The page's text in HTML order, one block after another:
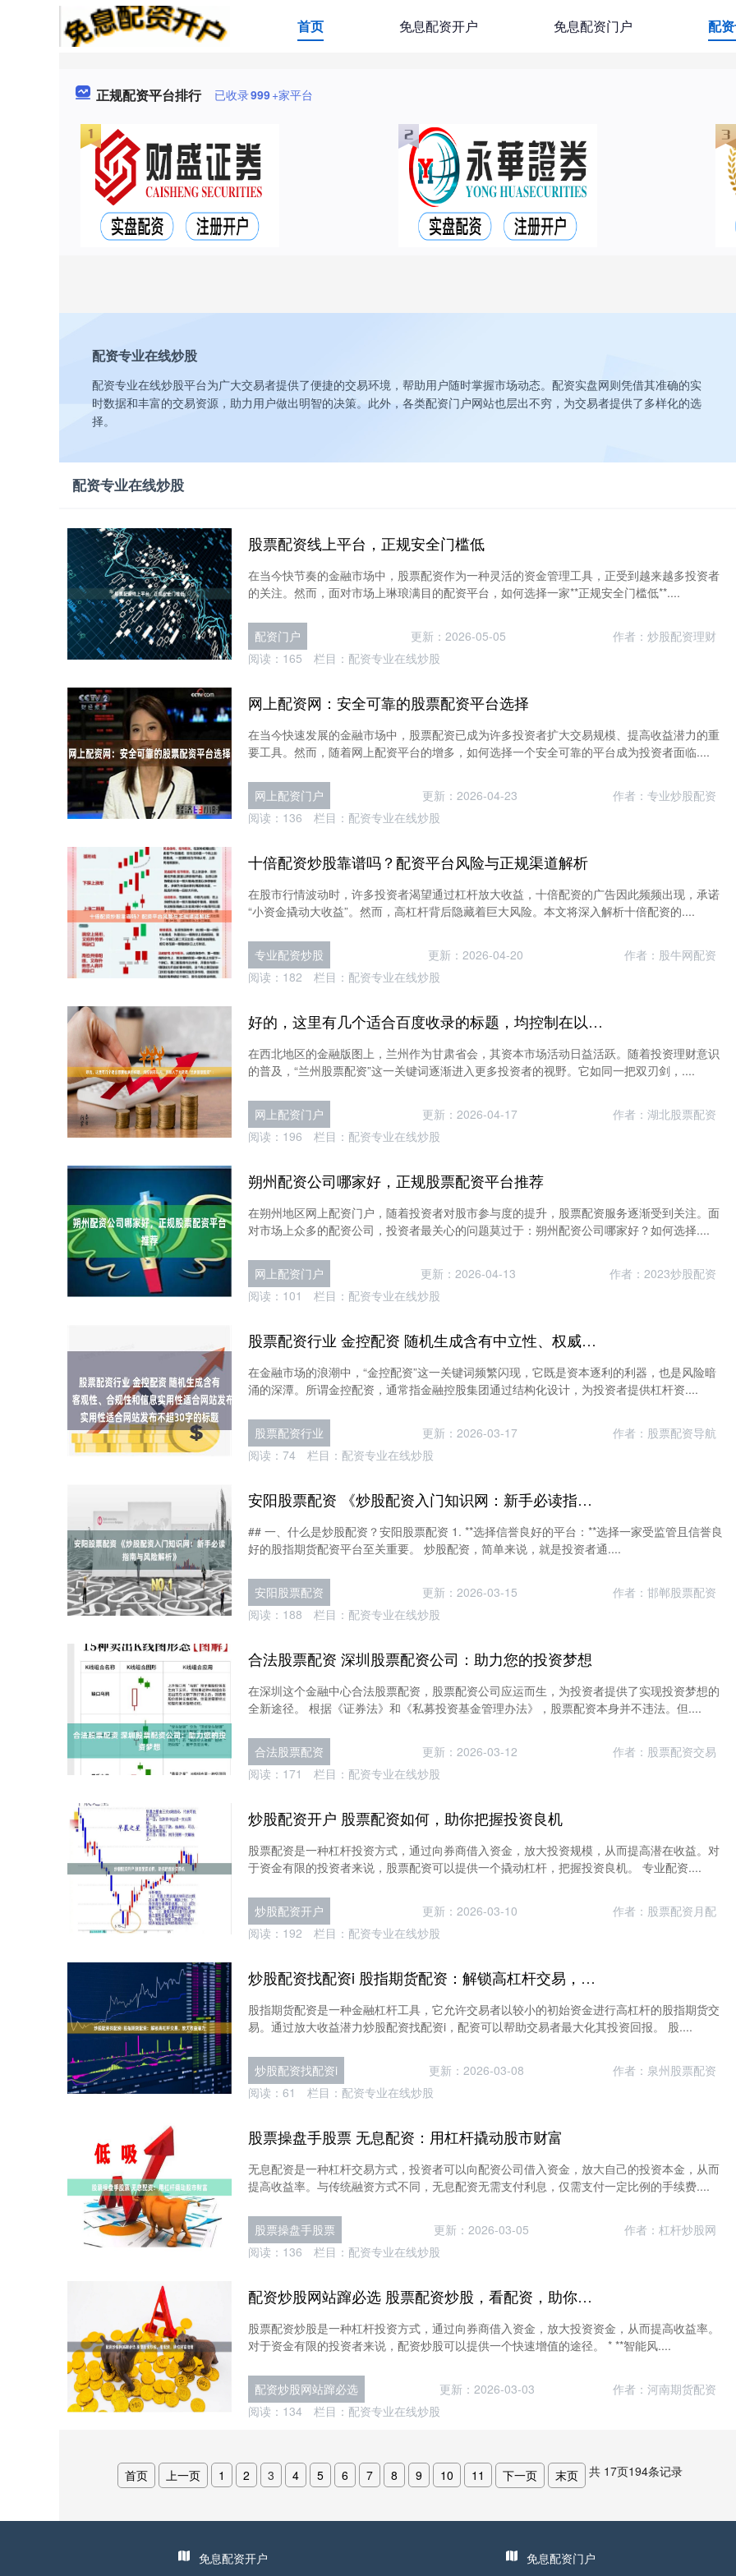
首页 免息配资开户 免息配资门户 配
正规配资平台排行 已收录999+家平台
配资专业在线炒股
配资专业在线炒股平台为广大交易者提供了便捷的交易环境，帮助用户随时掌握市场动态。配资实盘网则凭借其准确的实
时数据和丰富的交易资源，助力用户做出明智的决策。此外，各类配资门户网站也层出不穷，为交易者提供了多样化的选
择。
配资专业在线炒股
股票配资线上平台，正规安全门槛低
在当今快节奏的金融市场中，股票配资作为一种灵活的资金管理工具，正受到越来越多投资者
的关注。然而，面对市场上琳琅满目的配资平台，如何选择一家**正规安全门槛低**....
配资门户 更新：2026-05-05
作者：炒股配资理财
阅读： 165 栏目： 配资专业在线炒股
网上配资网：安全可靠的股票配资平台选择
在当今快速发展的金融市场中，股票配资已成为许多投资者扩大交易规模、提高收益潜力的重
要工具。然而，随着网上配资平台的增多，如何选择一个安全可靠的平台成为投资者面临....
网上配资门户 更新：2026-04-23
作者：专业炒股配资
阅读： 136 栏目： 配资专业在线炒股
十倍配资炒股靠谱吗？配资平台风险与正规渠道解析
在股市行情波动时，许多投资者渴望通过杠杆放大收益，十倍配资的广告因此频频出现，承诺
“小资金撬动大收益”。然而，高杠杆背后隐藏着巨大风险。本文将深入解析十倍配资的....
专业配资炒股 更新：2026-04-20
作者：股牛网配资
阅读： 182 栏目： 配资专业在线炒股
好的，这里有几个适合百度收录的标题，均控制在以内，并融入了关键词“兰州股票配资”：
在西北地区的金融版图上，兰州作为甘肃省会，其资本市场活动日益活跃。随着投资理财意识
的普及，“兰州股票配资”这一关键词逐渐进入更多投资者的视野。它如同一把双刃剑，....
网上配资门户 更新：2026-04-17
作者：湖北股票配资
阅读： 196 栏目： 配资专业在线炒股
朔州配资公司哪家好，正规股票配资平台推荐
在朔州地区网上配资门户，随着投资者对股市参与度的提升，股票配资服务逐渐受到关注。面
对市场上众多的配资公司，投资者最关心的问题莫过于：朔州配资公司哪家好？如何选择....
网上配资门户 更新：2026-04-13
作者：2023炒股配资
阅读： 101 栏目： 配资专业在线炒股
股票配资行业 金控配资 随机生成含有中立性、权威性、客观性、合规性和信息实用性适合网站发布不超30字的标题
在金融市场的浪潮中，“金控配资”这一关键词频繁闪现，它既是资本逐利的利器，也是风险暗
涌的深潭。所谓金控配资，通常指金融控股集团通过结构化设计，为投资者提供杠杆资....
股票配资行业 更新：2026-03-17
作者：股票配资导航
阅读： 74 栏目： 配资专业在线炒股
安阳股票配资 《炒股配资入门知识网：新手必读指南与风险解析》
## 一、什么是炒股配资？安阳股票配资 1. **选择信誉良好的平台：**选择一家受监管且信誉良
好的股指期货配资平台至关重要。 炒股配资，简单来说，就是投资者通....
安阳股票配资 更新：2026-03-15
作者：邯郸股票配资
阅读： 188 栏目： 配资专业在线炒股
合法股票配资 深圳股票配资公司：助力您的投资梦想
在深圳这个金融中心合法股票配资，股票配资公司应运而生，为投资者提供了实现投资梦想的
全新途径。 根据《证券法》和《私募投资基金管理办法》，股票配资本身并不违法。但....
合法股票配资 更新：2026-03-12
作者：股票配资交易
阅读： 171 栏目： 配资专业在线炒股
炒股配资开户 股票配资如何，助你把握投资良机
股票配资是一种杠杆投资方式，通过向券商借入资金，放大投资规模，从而提高潜在收益。对
于资金有限的投资者来说，股票配资可以提供一个撬动杠杆，把握投资良机。 专业配资....
炒股配资开户 更新：2026-03-10
作者：股票配资月配
阅读： 192 栏目： 配资专业在线炒股
炒股配资找配资i 股指期货配资：解锁高杠杆交易，放大收益潜力
股指期货配资是一种金融杠杆工具，它允许交易者以较小的初始资金进行高杠杆的股指期货交
易。通过放大收益潜力炒股配资找配资i，配资可以帮助交易者最大化其投资回报。 股....
炒股配资找配资i 更新：2026-03-08
作者：泉州股票配资
阅读： 61 栏目： 配资专业在线炒股
股票操盘手股票 无息配资：用杠杆撬动股市财富
无息配资是一种杠杆交易方式，投资者可以向配资公司借入资金，放大自己的投资本金，从而
提高收益率。与传统融资方式不同，无息配资无需支付利息，仅需支付一定比例的手续费....
股票操盘手股票 更新：2026-03-05
作者：杠杆炒股网
阅读： 136 栏目： 配资专业在线炒股
配资炒股网站蹿必选 股票配资炒股，看配资，助你财富倍增
股票配资炒股是一种杠杆投资方式，通过向券商借入资金，放大投资资金，从而提高收益率。
对于资金有限的投资者来说，配资炒股可以提供一个快速增值的途径。 * **智能风....
配资炒股网站蹿必选 更新：2026-03-03
作者：河南期货配资
阅读： 134 栏目： 配资专业在线炒股
首页 上一页 1 2 3 4 5 6 7 8 9 10 11 下一页 末页 共 17页194条记录
免息配资开户 免息配资门户